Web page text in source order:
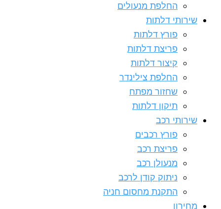
החלפת מנעולים
שירותי דלתות
פורץ דלתות
פריצת דלתות
קיצור דלתות
החלפת צילינדר
שחזור מפתח
תיקון דלתות
שירותי רכב
פורץ רכבים
פריצת רכב
מנעולן רכב
ניתוק קודן לרכב
התקנת מחסום חניה
מחירון